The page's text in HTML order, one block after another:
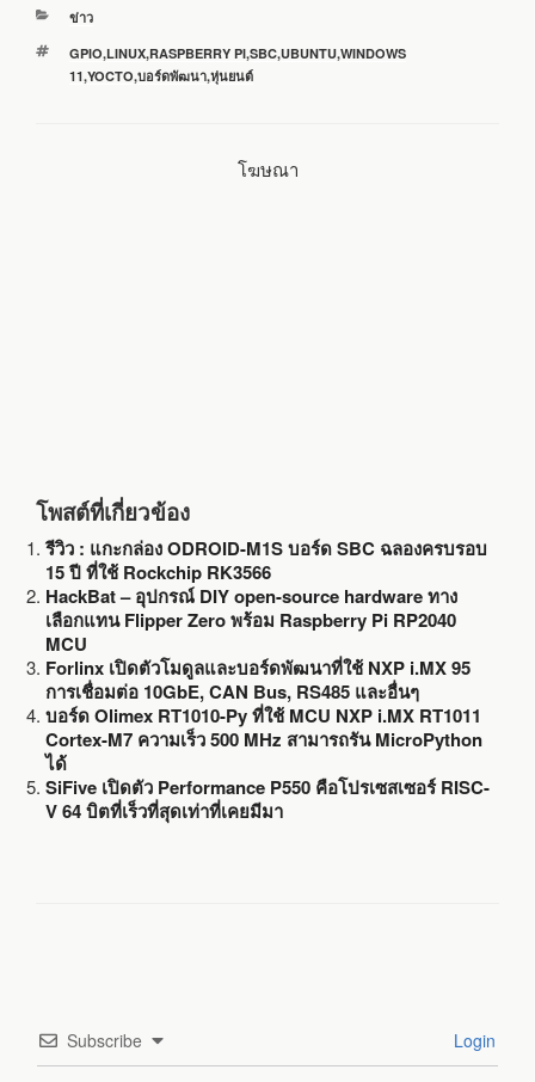
หมวด
ข่าว
ป้าย
กำกับ
GPIO,LINUX,RASPBERRY PI,SBC,UBUNTU,WINDOWS
11,YOCTO,บอร์ดพัฒนา,หุ่นยนต์
โฆษณา
โพสต์ที่เกี่ยวข้อง
รีวิว : แกะกล่อง ODROID-M1S บอร์ด SBC ฉลองครบรอบ
15 ปี ที่ใช้ Rockchip RK3566
HackBat – อุปกรณ์ DIY open-source hardware ทาง
เลือกแทน Flipper Zero พร้อม Raspberry Pi RP2040
MCU
Forlinx เปิดตัวโมดูลและบอร์ดพัฒนาที่ใช้ NXP i.MX 95
การเชื่อมต่อ 10GbE, CAN Bus, RS485 และอื่นๆ
บอร์ด Olimex RT1010-Py ที่ใช้ MCU NXP i.MX RT1011
Cortex-M7 ความเร็ว 500 MHz สามารถรัน MicroPython
ได้
SiFive เปิดตัว Performance P550 คือโปรเซสเซอร์ RISC-
V 64 บิตที่เร็วที่สุดเท่าที่เคยมีมา
Subscribe Login